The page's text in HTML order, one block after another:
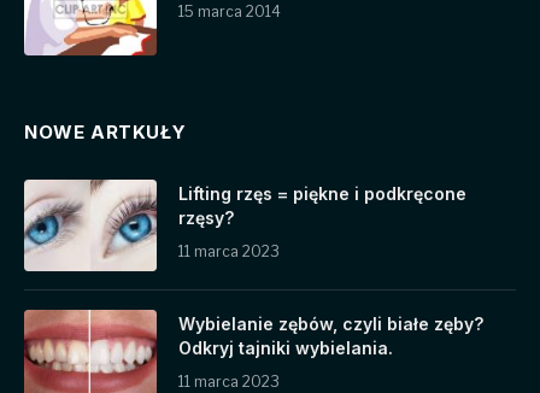
15 marca 2014
NOWE ARTKUŁY
Lifting rzęs = piękne i podkręcone
rzęsy?
11 marca 2023
Wybielanie zębów, czyli białe zęby?
Odkryj tajniki wybielania.
11 marca 2023